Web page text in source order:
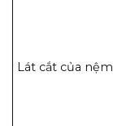
Lát cắt của nệm